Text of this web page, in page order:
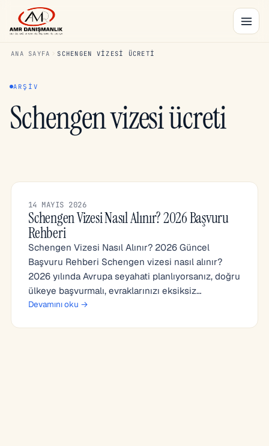
ANA SAYFA SCHENGEN VIZESI ÜCRETI
ARŞIV
Schengen vizesi ücreti
14 MAYIS 2026
Schengen Vizesi Nasıl Alınır? 2026 Başvuru
Rehberi
Schengen Vizesi Nasıl Alınır? 2026 Güncel
Başvuru Rehberi Schengen vizesi nasıl alınır?
2026 yılında Avrupa seyahati planlıyorsanız, doğru
ülkeye başvurmalı, evraklarınızı eksiksiz…
Devamını oku →